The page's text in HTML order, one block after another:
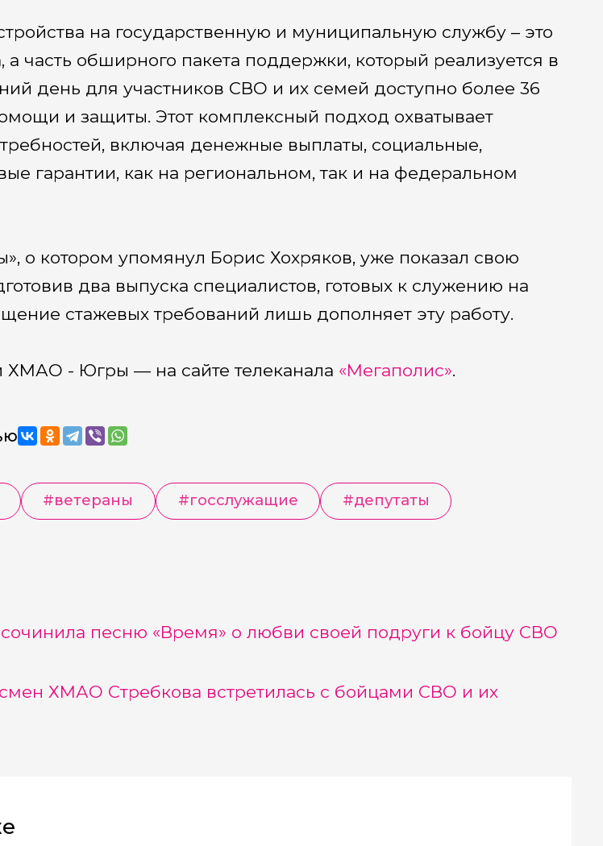
на государственную и муниципальную службу – это
часть обширного пакета поддержки, который реализуется в
день для участников СВО и их семей доступно более 36
и защиты. Этот комплексный подход охватывает
включая денежные выплаты, социальные,
гарантии, как на региональном, так и на федеральном
о котором упомянул Борис Хохряков, уже показал свою
два выпуска специалистов, готовых к служению на
стажевых требований лишь дополняет эту работу.
ХМАО - Югры — на сайте телеканала «Мегаполис».
#ветераны #госслужащие #депутаты
песню «Время» о любви своей подруги к бойцу СВО
ХМАО Стребкова встретилась с бойцами СВО и их